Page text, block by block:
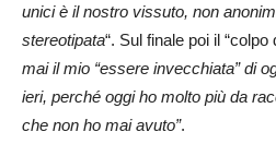
unici è il nostro vissuto, non
stereotipata“. Sul finale poi il “colpo
mai il mio “essere invecchiata” di
ieri, perché oggi ho molto più da
che non ho mai avuto”.